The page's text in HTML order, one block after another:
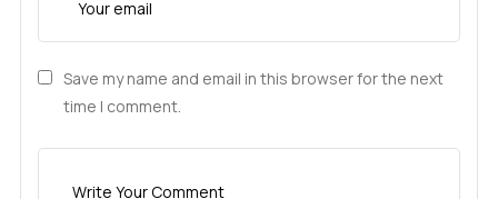
Save my name and email in this browser for the next
time I comment.